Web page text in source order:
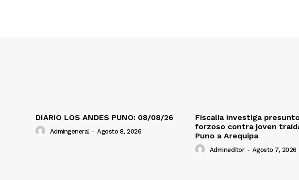
DIARIO LOS ANDES PUNO: 08/08/26
Admingeneral - Agosto 8, 2026
Fiscalía investiga
forzoso contra joven
Puno a Arequipa
Admineditor - Agosto 7, 2026